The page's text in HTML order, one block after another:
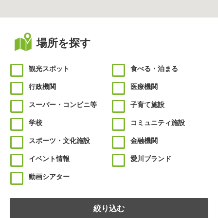
場所を探す
観光スポット 食べる・泊まる
行政機関 医療機関
スーパー・コンビニ等 子育て施設
学校 コミュニティ施設
スポーツ・文化施設 金融機関
イベント情報 愛川ブランド
動画シアター